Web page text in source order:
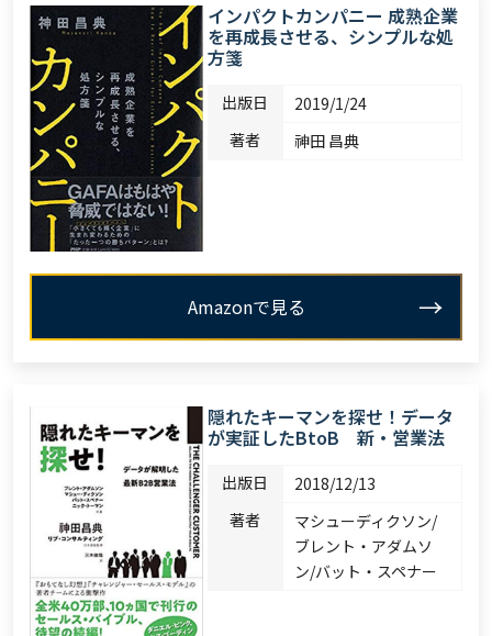
インパクトカンパニー 成熟企業
を再成長させる、シンプルな処
方箋
出版日
2019/1/24
著者
神田 昌典
Amazonで見る
隠れたキーマンを探せ！データ
が実証したBtoB 新・営業法
出版日
2018/12/13
著者
マシューディクソン/
ブレント・アダムソ
ン/バット・スペナー